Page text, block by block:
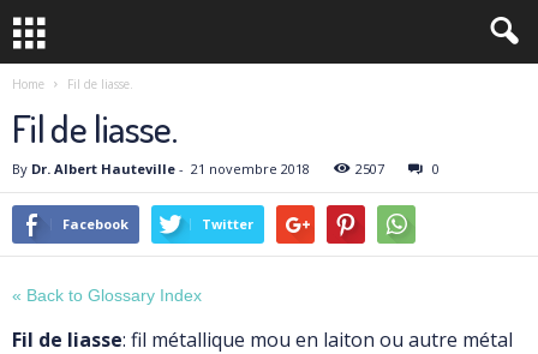
Home Fil de liasse.
Fil de liasse.
By Dr. Albert Hauteville - 21 novembre 2018 2507 0
Facebook Twitter
« Back to Glossary Index
Fil de liasse: fil métallique mou en laiton ou autre métal